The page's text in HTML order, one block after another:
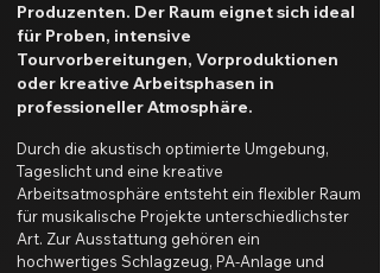
Produzenten. Der Raum eignet sich ideal
für Proben, intensive
Tourvorbereitungen, Vorproduktionen
oder kreative Arbeitsphasen in
professioneller Atmosphäre.
Durch die akustisch optimierte Umgebung,
Tageslicht und eine kreative
Arbeitsatmosphäre entsteht ein flexibler Raum
für musikalische Projekte unterschiedlichster
Art. Zur Ausstattung gehören ein
hochwertiges Schlagzeug, PA-Anlage und